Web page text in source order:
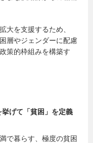
大を支援するため、
層やジェンダーに配慮
策的枠組みを構築す
げて「貧困」を定義
で暮らす、極度の貧困